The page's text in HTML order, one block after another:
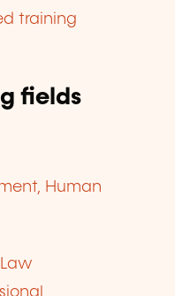
training
fields
Human